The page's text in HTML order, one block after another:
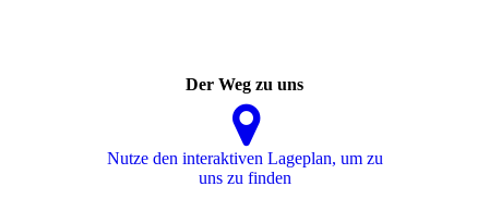
Der Weg zu uns
Nutze den interaktiven La­ge­plan, um zu
uns zu finden